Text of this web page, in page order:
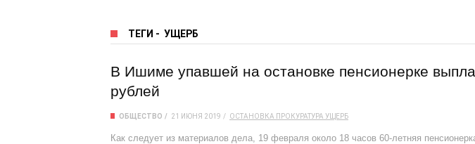
ТЕГИ - УЩЕРБ
В Ишиме упавшей на остановке пенсионерке
рублей
ОБЩЕСТВО 21 ИЮНЯ 2019 ОСТАНОВКА ПРОКУРАТУРА УЩЕРБ
Как следует из материалов дела, 19 февраля около 18 часов 60-летняя